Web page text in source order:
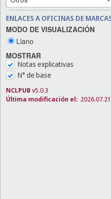
ENLACES A OFICINAS DE
MODO DE VISUALIZACIÓN
Llano
MOSTRAR
Notas explicativas
N° de base
NCLPUB v5.0.3
Última modificación el: 2026.07.21